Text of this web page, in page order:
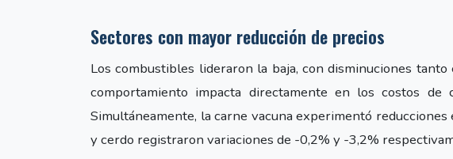
Sectores con mayor reducción de precios
Los combustibles lideraron la baja, con disminuciones
comportamiento impacta directamente en los costos de
Simultáneamente, la carne vacuna experimentó
y cerdo registraron variaciones de -0,2% y -3,2%